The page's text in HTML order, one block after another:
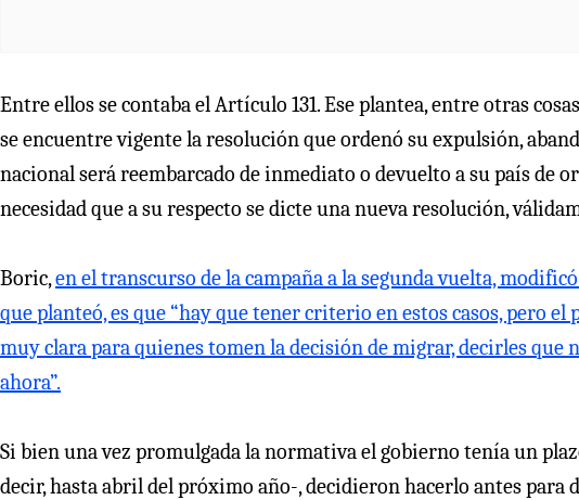
Entre ellos se contaba el Artículo 131. Ese plantea, entre otras
se encuentre vigente la resolución que ordenó su expulsión,
nacional será reembarcado de inmediato o devuelto a su país de
necesidad que a su respecto se dicte una nueva resolución,
Boric,en el transcurso de la campaña a la segunda vuelta,
que planteó, es que “hay que tener criterio en estos casos, pero
muy clara para quienes tomen la decisión de migrar, decirles que
ahora”.
Si bien una vez promulgada la normativa el gobierno tenía un
decir, hasta abril del próximo año-, decidieron hacerlo antes